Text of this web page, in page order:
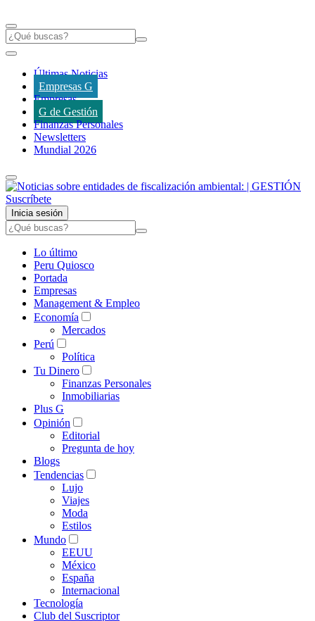
Últimas Noticias
Empresas G
Empresas
G de Gestión
Finanzas Personales
Newsletters
Mundial 2026
Suscríbete
Inicia sesión
Lo último
Peru Quiosco
Portada
Empresas
Management & Empleo
Economía
Mercados
Perú
Política
Tu Dinero
Finanzas Personales
Inmobiliarias
Plus G
Opinión
Editorial
Pregunta de hoy
Blogs
Tendencias
Lujo
Viajes
Moda
Estilos
Mundo
EEUU
México
España
Internacional
Tecnología
Club del Suscriptor